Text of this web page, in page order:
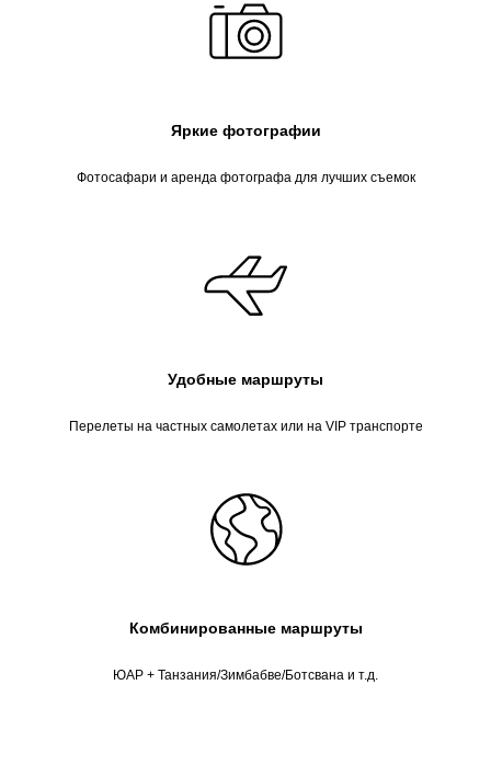
Яркие фотографии
Фотосафари и аренда фотографа для лучших съемок
Удобные маршруты
Перелеты на частных самолетах или на VIP транспорте
Комбинированные маршруты
ЮАР + Танзания/Зимбабве/Ботсвана и т.д.